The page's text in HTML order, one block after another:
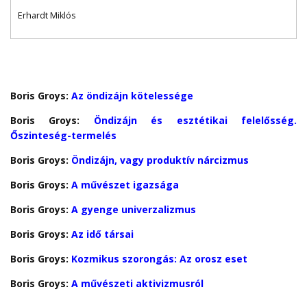
Erhardt Miklós
Boris Groys: Az öndizájn kötelessége
Boris Groys:
Öndizájn és esztétikai felelősség.
Őszinteség-termelés
Boris Groys: Öndizájn, vagy produktív nárcizmus
Boris Groys: A művészet igazsága
Boris Groys: A gyenge univerzalizmus
Boris Groys: Az idő társai
Boris Groys: Kozmikus szorongás: Az orosz eset
Boris Groys: A művészeti aktivizmusról